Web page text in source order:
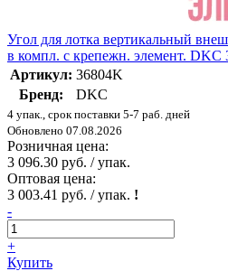
Угол для лотка вертикальный
в компл. с крепежн. элемент. DKC
Артикул: 36804K
Бренд:
DKC
4 упак., срок поставки 5-7 раб. дней
Обновлено 07.08.2026
Розничная цена:
3 096.30 руб. / упак.
Оптовая цена:
3 003.41 руб. / упак. !
-
+
Купить